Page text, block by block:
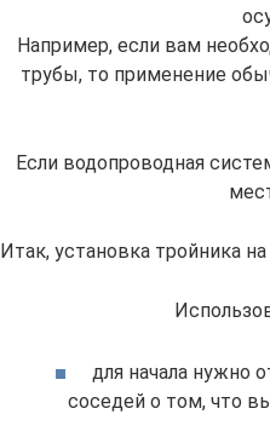
Например, если вам
трубы, то применение
Если водопроводная
Итак, установка тройника
для начала нужно
соседей о том, что